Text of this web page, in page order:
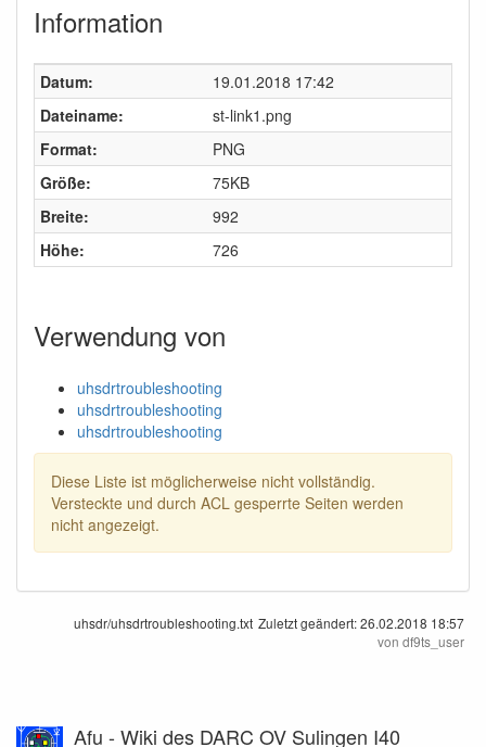
Information
Datum:
19.01.2018 17:42
Dateiname:
st-link1.png
Format:
PNG
Größe:
75KB
Breite:
992
Höhe:
726
Verwendung von
uhsdrtroubleshooting
uhsdrtroubleshooting
uhsdrtroubleshooting
Diese Liste ist möglicherweise nicht vollständig.
Versteckte und durch ACL gesperrte Seiten werden
nicht angezeigt.
uhsdr/uhsdrtroubleshooting.txt Zuletzt geändert:26.02.2018 18:57
von df9ts_user
Afu - Wiki des DARC OV Sulingen I40